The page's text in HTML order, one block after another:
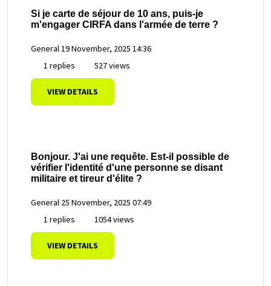
Si je carte de séjour de 10 ans, puis-je
m'engager CIRFA dans l'armée de terre ?
General19 November, 2025 14:36
1 replies
527 views
VIEW DETAILS
Bonjour. J'ai une requête. Est-il possible de
vérifier l'identité d'une personne se disant
militaire et tireur d'élite ?
General 25 November, 2025 07:49
1 replies
1054 views
VIEW DETAILS